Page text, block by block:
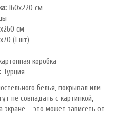
160х220 см
см
(1 шт)
коробка
Турция
белья, покрывал или
не совпадать с картинкой,
– это может зависеть от